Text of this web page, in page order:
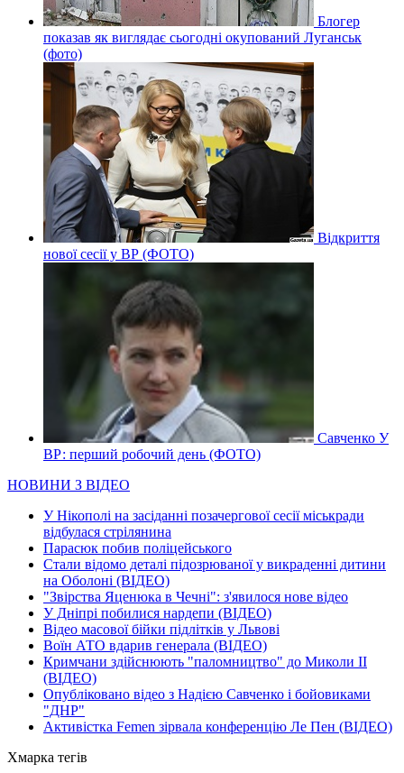
Блогер
показав як виглядає сьогодні окупований Луганськ
(фото)
Відкриття
нової сесії у ВР (ФОТО)
Савченко У
ВР: перший робочий день (ФОТО)
НОВИНИ З ВІДЕО
У Нікополі на засіданні позачергової сесії міськради
відбулася стрілянина
Парасюк побив поліцейського
Стали відомо деталі підозрюваної у викраденні дитини
на Оболоні (ВІДЕО)
"Звірства Яценюка в Чечні": з'явилося нове відео
У Дніпрі побилися нардепи (ВІДЕО)
Відео масової бійки підлітків у Львові
Воїн АТО вдарив генерала (ВІДЕО)
Кримчани здійснюють "паломництво" до Миколи ІІ
(ВІДЕО)
Опубліковано відео з Надією Савченко і бойовиками
"ДНР"
Активістка Femen зірвала конференцію Ле Пен (ВІДЕО)
Хмарка тегів